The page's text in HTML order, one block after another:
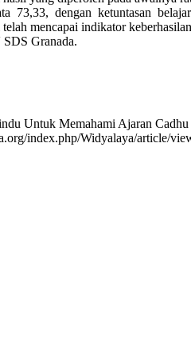
73,33, dengan ketuntasan
mencapai indikator
Granada.
Untuk Memahami Ajaran
index.php/Widyalaya/article/